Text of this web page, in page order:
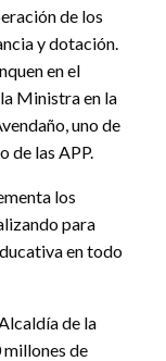
de los
y dotación.
en el
Ministra en la
uno de
de las APP.
los
para
en todo
de la
de